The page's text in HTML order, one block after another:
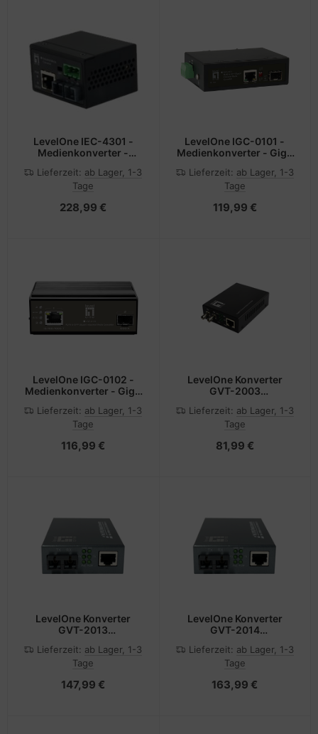
LevelOne IEC-4301 -
Medienkonverter -
Lieferzeit: ab Lager, 1-3
Tage
228,99 €
LevelOne IGC-0101 -
Medienkonverter - GigE
1000Base-T, 1000Base-
X - RJ-45 / SFP (mini-
Lieferzeit: ab Lager, 1-3
Tage
119,99 €
LevelOne IGC-0102 -
Medienkonverter - GigE
1000Base-T, 1000Base-
X - RJ-45 / SFP (mini-
Lieferzeit: ab Lager, 1-3
Tage
116,99 €
LevelOne Konverter
GVT-2003
Converter
Lieferzeit: ab Lager, 1-3
Tage
81,99 €
LevelOne Konverter
GVT-2013
Converter - 0,1 Gbps
Lieferzeit: ab Lager, 1-3
Tage
147,99 €
LevelOne Konverter
GVT-2014
Converter - 0,1 Gbps
Lieferzeit: ab Lager, 1-3
Tage
163,99 €